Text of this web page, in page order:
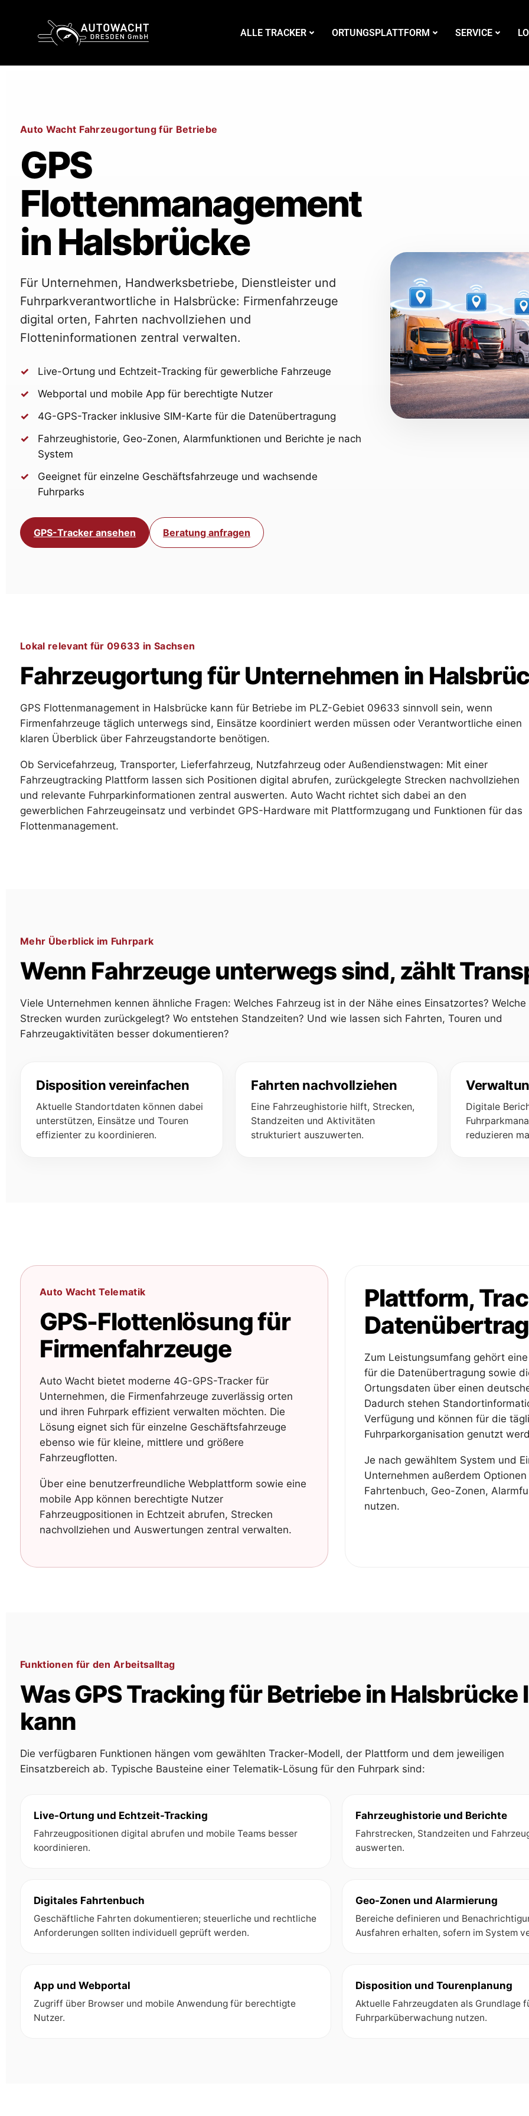
ALLE TRACKER ORTUNGSPLATTFORM SERVICE
Auto Wacht Fahrzeugortung für Betriebe
GPS
Flottenmanagement
in Halsbrücke
Für Unternehmen, Handwerksbetriebe, Dienstleister und
Fuhrparkverantwortliche in Halsbrücke: Firmenfahrzeuge
digital orten, Fahrten nachvollziehen und
Flotteninformationen zentral verwalten.
Live-Ortung und Echtzeit-Tracking für gewerbliche Fahrzeuge
Webportal und mobile App für berechtigte Nutzer
4G-GPS-Tracker inklusive SIM-Karte für die Datenübertragung
Fahrzeughistorie, Geo-Zonen, Alarmfunktionen und Berichte je nach
System
Geeignet für einzelne Geschäftsfahrzeuge und wachsende
Fuhrparks
GPS-Tracker ansehen Beratung anfragen
Lokal relevant für 09633 in Sachsen
Fahrzeugortung für Unternehmen in
GPS Flottenmanagement in Halsbrücke kann für Betriebe im PLZ-Gebiet 09633 sinnvoll sein, wenn
Firmenfahrzeuge täglich unterwegs sind, Einsätze koordiniert werden müssen oder Verantwortliche einen
klaren Überblick über Fahrzeugstandorte benötigen.
Ob Servicefahrzeug, Transporter, Lieferfahrzeug, Nutzfahrzeug oder Außendienstwagen: Mit einer
Fahrzeugtracking Plattform lassen sich Positionen digital abrufen, zurückgelegte Strecken nachvollziehen
und relevante Fuhrparkinformationen zentral auswerten. Auto Wacht richtet sich dabei an den
gewerblichen Fahrzeugeinsatz und verbindet GPS-Hardware mit Plattformzugang und Funktionen für das
Flottenmanagement.
Mehr Überblick im Fuhrpark
Wenn Fahrzeuge unterwegs sind, zählt
Viele Unternehmen kennen ähnliche Fragen: Welches Fahrzeug ist in der Nähe eines Einsatzortes? Welche
Strecken wurden zurückgelegt? Wo entstehen Standzeiten? Und wie lassen sich Fahrten, Touren und
Fahrzeugaktivitäten besser dokumentieren?
Disposition vereinfachen
Aktuelle Standortdaten können dabei
unterstützen, Einsätze und Touren
effizienter zu koordinieren.
Fahrten nachvollziehen
Eine Fahrzeughistorie hilft, Strecken,
Standzeiten und Aktivitäten
strukturiert auszuwerten.
Digitale
reduzieren
Auto Wacht Telematik
GPS-Flottenlösung für
Firmenfahrzeuge
Auto Wacht bietet moderne 4G-GPS-Tracker für
Unternehmen, die Firmenfahrzeuge zuverlässig orten
und ihren Fuhrpark effizient verwalten möchten. Die
Lösung eignet sich für einzelne Geschäftsfahrzeuge
ebenso wie für kleine, mittlere und größere
Fahrzeugflotten.
Über eine benutzerfreundliche Webplattform sowie eine
mobile App können berechtigte Nutzer
Fahrzeugpositionen in Echtzeit abrufen, Strecken
nachvollziehen und Auswertungen zentral verwalten.
Plattform,
Zum Leistungsumfang gehört
für die Datenübertragung sowie
Ortungsdaten über einen
Dadurch stehen
Verfügung und können für die
Fuhrparkorganisation genutzt
Je nach gewähltem System und
Unternehmen außerdem
Fahrtenbuch, Geo-Zonen,
nutzen.
Funktionen für den Arbeitsalltag
Was GPS Tracking für Betriebe in Halsbrücke
kann
Die verfügbaren Funktionen hängen vom gewählten Tracker-Modell, der Plattform und dem jeweiligen
Einsatzbereich ab. Typische Bausteine einer Telematik-Lösung für den Fuhrpark sind:
Live-Ortung und Echtzeit-Tracking
Fahrzeugpositionen digital abrufen und mobile Teams besser
koordinieren.
Fahrzeughistorie und Berichte
Fahrstrecken, Standzeiten und
auswerten.
Digitales Fahrtenbuch
Geschäftliche Fahrten dokumentieren; steuerliche und rechtliche
Anforderungen sollten individuell geprüft werden.
Geo-Zonen und Alarmierung
Bereiche definieren und
Ausfahren erhalten, sofern im System
App und Webportal
Zugriff über Browser und mobile Anwendung für berechtigte
Nutzer.
Disposition und Tourenplanung
Aktuelle Fahrzeugdaten als Grundlage
Fuhrparküberwachung nutzen.